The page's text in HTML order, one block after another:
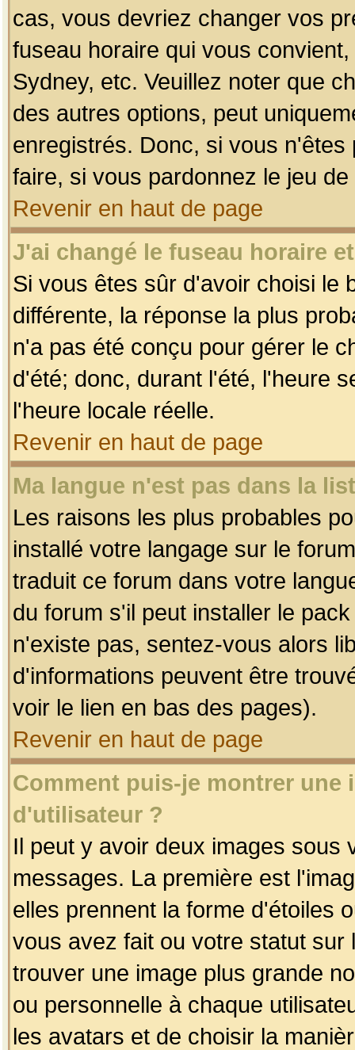
cas, vous devriez changer vos
fuseau horaire qui vous
Sydney, etc. Veuillez noter que
des autres options, peut
enregistrés. Donc, si vous
faire, si vous pardonnez le jeu
Revenir en haut de page
J'ai changé le fuseau horaire
Si vous êtes sûr d'avoir choisi le
différente, la réponse la plus
n'a pas été conçu pour gérer le
d'été; donc, durant l'été, l'heure
l'heure locale réelle.
Revenir en haut de page
Ma langue n'est pas dans la
Les raisons les plus probables
installé votre langage sur le
traduit ce forum dans votre
du forum s'il peut installer le
n'existe pas, sentez-vous alors
d'informations peuvent être
voir le lien en bas des pages).
Revenir en haut de page
Comment puis-je montrer une
d'utilisateur ?
Il peut y avoir deux images sous
messages. La première est
elles prennent la forme d'étoiles
vous avez fait ou votre statut
trouver une image plus grande
ou personnelle à chaque
les avatars et de choisir la